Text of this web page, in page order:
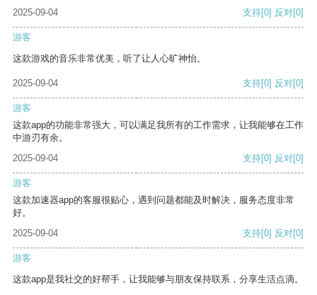
2025-09-04
支持[0] 反对[0]
游客
这款游戏的音乐非常优美，听了让人心旷神怡。
2025-09-04 支持[0] 反对[0]
游客
这款app的功能非常强大，可以满足我所有的工作需求，让我能够在工作
中游刃有余。
2025-09-04
支持[0] 反对[0]
游客
这款加速器app的客服很贴心，遇到问题都能及时解决，服务态度非常
好。
2025-09-04
支持[0] 反对[0]
游客
这款app是我社交的好帮手，让我能够与朋友保持联系，分享生活点滴。